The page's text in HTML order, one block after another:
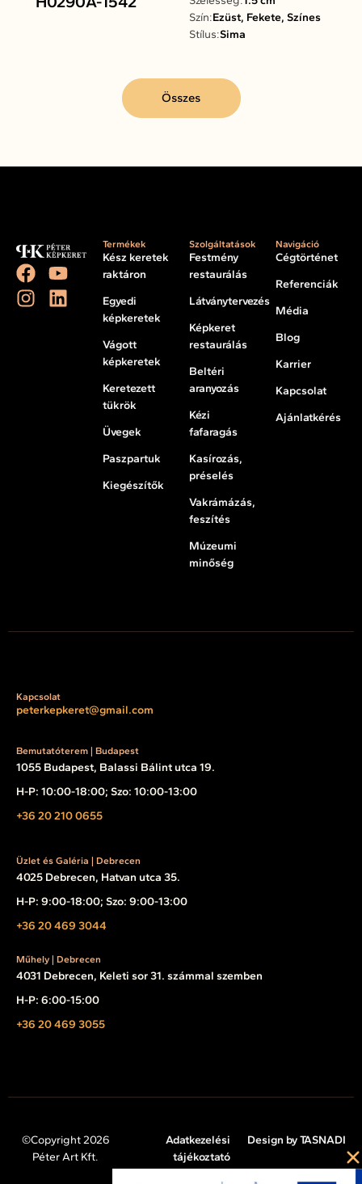
Szín:Ezüst, Fekete, Színes
Stílus:Sima
Összes
Termékek
Kész keretek
raktáron
Egyedi
képkeretek
Vágott
képkeretek
Keretezett
tükrök
Üvegek
Paszpartuk
Kiegészítők
Szolgáltatások
Festmény
restaurálás
Látványtervezés
Képkeret
restaurálás
Beltéri
aranyozás
Kézi
fafaragás
Kasírozás,
préselés
Vakrámázás,
feszítés
Múzeumi
minőség
Navigáció
Cégtörténet
Referenciák
Média
Blog
Karrier
Kapcsolat
Ajánlatkérés
Kapcsolat
peterkepkeret@gmail.com
Bemutatóterem | Budapest
1055 Budapest, Balassi Bálint utca 19.
H-P: 10:00-18:00; Szo: 10:00-13:00
+36 20 210 0655
Üzlet és Galéria | Debrecen
4025 Debrecen, Hatvan utca 35.
H-P: 9:00-18:00; Szo: 9:00-13:00
+36 20 469 3044
Műhely | Debrecen
4031 Debrecen, Keleti sor 31. számmal szemben
H-P: 6:00-15:00
+36 20 469 3055
©Copyright 2026
Péter Art Kft.
Adatkezelési
tájékoztató
Design by TASNADI